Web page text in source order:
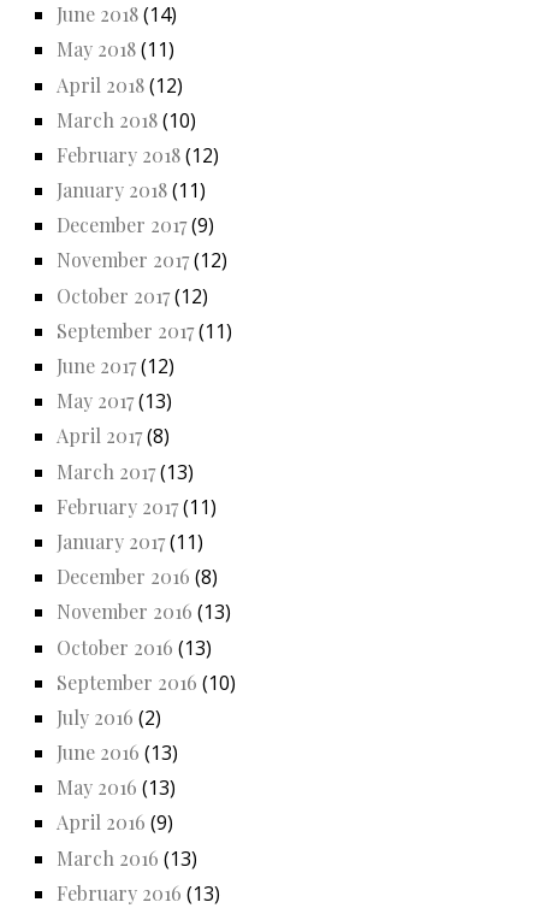
June 2018(14)
May 2018(11)
April 2018(12)
March 2018(10)
February 2018(12)
January 2018(11)
December 2017(9)
November 2017(12)
October 2017(12)
September 2017(11)
June 2017(12)
May 2017(13)
April 2017(8)
March 2017(13)
February 2017(11)
January 2017(11)
December 2016 (8)
November 2016 (13)
October 2016 (13)
September 2016 (10)
July 2016 (2)
June 2016 (13)
May 2016 (13)
April 2016 (9)
March 2016 (13)
February 2016 (13)